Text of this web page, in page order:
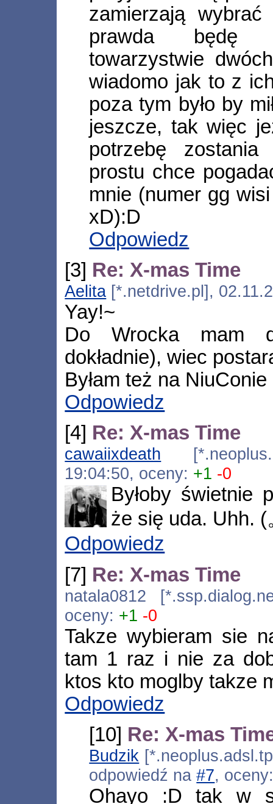
zamierzają
prawda będę
towarzystwie
wiadomo jak to z
poza tym było by
jeszcze, tak więc
potrzebę
prostu chce
mnie (numer gg
xD):D
Odpowiedz
[3] Re: X-mas Time
Aelita [*.netdrive.pl],
Yay!~
Do Wrocka mam
dokładnie), wiec
Byłam też na NiuConie
Odpowiedz
[4] Re: X-mas Time
cawaiixdeath
19:04:50, oceny: +1 -0
Byłoby świetnie
że się uda. Uhh.
Odpowiedz
[7] Re: X-mas Time
natala0812
oceny: +1 -0
Takze wybieram sie
tam 1 raz i nie za
ktos kto moglby takze
Odpowiedz
[10] Re: X-mas
Budzik
odpowiedź na#7,
Ohayo :D tak w